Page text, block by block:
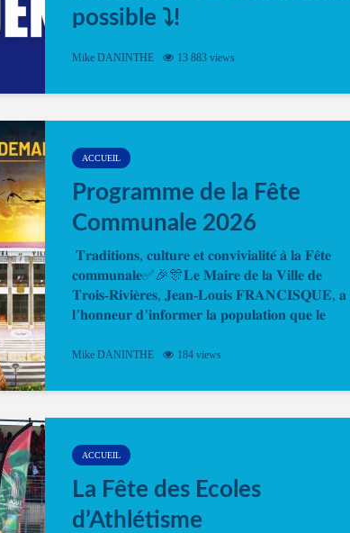
possible ⤵️!
Désormais, il est possible de prendre rendez-vous
Mike DANINTHE 13 883 views
ACCUEIL
Programme de la Fête
Communale 2026
𝐓𝐫𝐚𝐝𝐢𝐭𝐢𝐨𝐧𝐬, 𝐜𝐮𝐥𝐭𝐮𝐫𝐞 𝐞𝐭 𝐜𝐨𝐧𝐯𝐢𝐯𝐢𝐚𝐥𝐢𝐭𝐞́ 𝐚̀ 𝐥𝐚 𝐅𝐞̂𝐭𝐞
𝐜𝐨𝐦𝐦𝐮𝐧𝐚𝐥𝐞✅🎉🎊𝐋𝐞 𝐌𝐚𝐢𝐫𝐞 𝐝𝐞 𝐥𝐚 𝐕𝐢𝐥𝐥𝐞 𝐝𝐞
𝐓𝐫𝐨𝐢𝐬-𝐑𝐢𝐯𝐢𝐞̀𝐫𝐞𝐬, 𝐉𝐞𝐚𝐧-𝐋𝐨𝐮𝐢𝐬 𝐅𝐑𝐀𝐍𝐂𝐈𝐒𝐐𝐔𝐄, 𝐚
𝐥’𝐡𝐨𝐧𝐧𝐞𝐮𝐫 𝐝’𝐢𝐧𝐟𝐨𝐫𝐦𝐞𝐫 𝐥𝐚 𝐩𝐨𝐩𝐮𝐥𝐚𝐭𝐢𝐨𝐧 𝐪𝐮𝐞 𝐥𝐞
Mike DANINTHE 184 views
ACCUEIL
La Fête des Ecoles
d’Athlétisme